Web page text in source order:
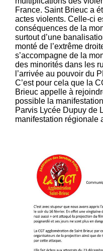
France. Saint Brieuc a
actes violents. Celle-ci
conséquences de la
surtout d’une
monté de l’extrême
s’accompagne de la
des minorités dans les
l’arrivée au pouvoir du
C’est pour cela que la
Brieuc appelle à
possible la
Parvis Lycée Dupuy de
manifestation régionale